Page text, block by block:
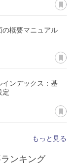
あ
の概要マニュアル
あ
インデックス：基
定
あ
もっと見る
ンキング